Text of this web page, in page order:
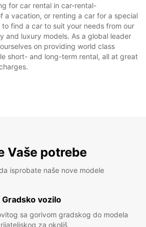
for car rental in car-rental-
a vacation, or renting a car for a special
find a car to suit your needs from our
and luxury models. As a global leader
on providing world class
short- and long-term rental, all at great
Vaše potrebe
isprobate naše nove modele
Gradsko vozilo
sa gorivom gradskog do modela
za okoliš